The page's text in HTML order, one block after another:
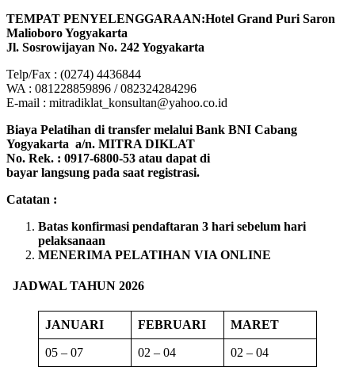
TEMPAT PENYELENGGARAAN:Hotel Grand Puri Saron
Malioboro Yogyakarta
Jl. Sosrowijayan No. 242 Yogyakarta
Telp/Fax : (0274) 4436844
WA : 081228859896 / 082324284296
E-mail : mitradiklat_konsultan@yahoo.co.id
Biaya Pelatihan di transfer melalui Bank BNI Cabang
Yogyakarta a/n. MITRA DIKLAT
No. Rek. : 0917-6800-53 atau dapat di
bayar langsung pada saat registrasi.
Catatan :
Batas konfirmasi pendaftaran 3 hari sebelum hari
pelaksanaan
MENERIMA PELATIHAN VIA ONLINE
JADWAL TAHUN 2026
JANUARI FEBRUARI MARET
05 – 07 02 – 04 02 – 04